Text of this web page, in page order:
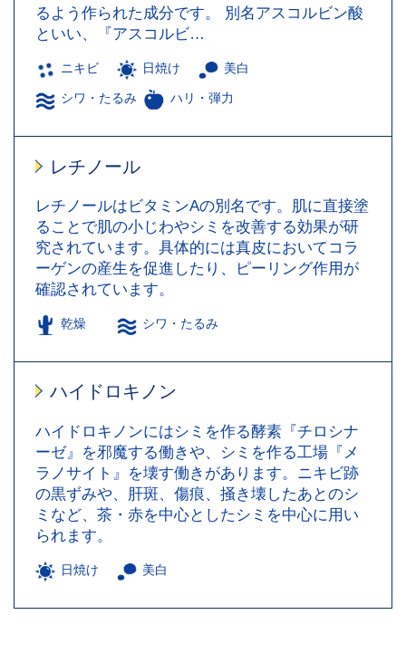
るよう作られた成分です。 別名アスコルビン酸
といい、『アスコルビ…
ニキビ 日焼け 美白
シワ・たるみ ハリ・弾力
レチノール
レチノールはビタミンAの別名です。肌に直接塗
ることで肌の小じわやシミを改善する効果が研
究されています。具体的には真皮においてコラ
ーゲンの産生を促進したり、ピーリング作用が
確認されています。
乾燥 シワ・たるみ
ハイドロキノン
ハイドロキノンにはシミを作る酵素『チロシナ
ーゼ』を邪魔する働きや、シミを作る工場『メ
ラノサイト』を壊す働きがあります。ニキビ跡
の黒ずみや、肝斑、傷痕、掻き壊したあとのシ
ミなど、茶・赤を中心としたシミを中心に用い
られます。
日焼け 美白